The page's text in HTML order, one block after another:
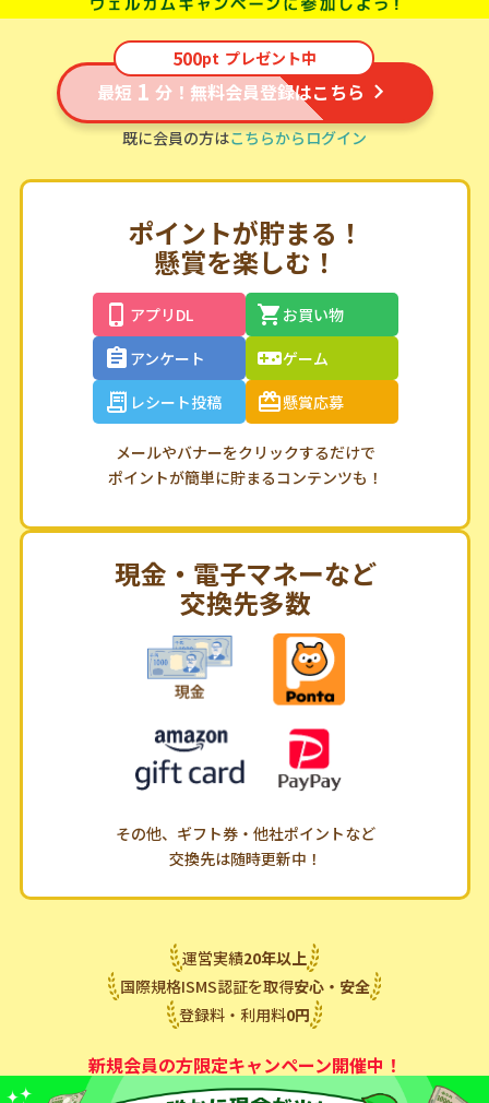
500pt プレゼント中
最短 1 分！無料会員登録はこちら
既に会員の方はこちらからログイン
ポイントが貯まる！
懸賞を楽しむ！
アプリDL
お買い物
アンケート
ゲーム
レシート投稿
懸賞応募
メールやバナーをクリックするだけで
ポイントが簡単に貯まるコンテンツも！
現金・電子マネーなど
交換先多数
その他、ギフト券・他社ポイントなど
交換先は随時更新中！
運営実績20年以上
国際規格ISMS認証を取得安心・安全
登録料・利用料0円
新規会員の方限定キャンペーン開催中！